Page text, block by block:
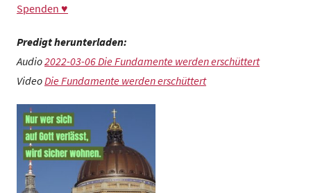
Spenden ♥
Predigt herunterladen:
Audio2022-03-06 Die Fundamente werden erschüttert
VideoDie Fundamente werden erschüttert